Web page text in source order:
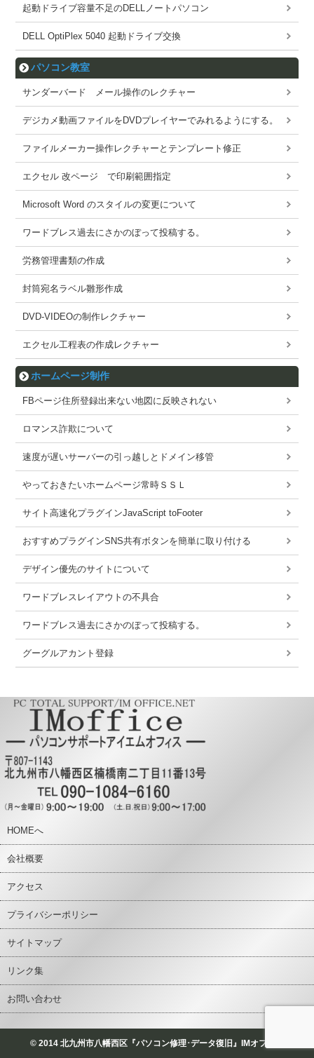
起動ドライブ容量不足のDELLノートパソコン
DELL OptiPlex 5040 起動ドライブ交換
パソコン教室
サンダーバード メール操作のレクチャー
デジカメ動画ファイルをDVDプレイヤーでみれるようにする。
ファイルメーカー操作レクチャーとテンプレート修正
エクセル 改ページ で印刷範囲指定
Microsoft Word のスタイルの変更について
ワードブレス過去にさかのぼって投稿する。
労務管理書類の作成
封筒宛名ラベル雛形作成
DVD-VIDEOの制作レクチャー
エクセル工程表の作成レクチャー
ホームページ制作
FBページ住所登録出来ない地図に反映されない
ロマンス詐欺について
速度が遅いサーバーの引っ越しとドメイン移管
やっておきたいホームページ常時ＳＳＬ
サイト高速化プラグインJavaScript toFooter
おすすめプラグインSNS共有ボタンを簡単に取り付ける
デザイン優先のサイトについて
ワードブレスレイアウトの不具合
ワードブレス過去にさかのぼって投稿する。
グーグルアカント登録
HOMEへ
会社概要
アクセス
プライバシーポリシー
サイトマップ
リンク集
お問い合わせ
© 2014 北九州市八幡西区『パソコン修理･データ復旧』IMオフィス